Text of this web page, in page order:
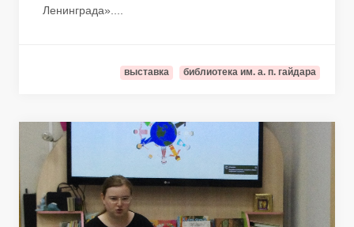
Ленинграда»....
выставка библиотека им. а. п. гайдара